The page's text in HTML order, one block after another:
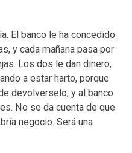
El banco le ha concedido
y cada mañana pasa por
Los dos le dan dinero,
a estar harto, porque
devolverselo, y al banco
No se da cuenta de que
negocio. Será una